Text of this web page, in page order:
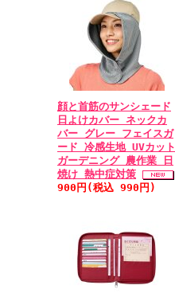
顔と首筋のサンシェード
日よけカバー ネックカ
バー グレー フェイスガ
ード 冷感生地 UVカット
ガーデニング 農作業 日
焼け 熱中症対策
900円(税込 990円)